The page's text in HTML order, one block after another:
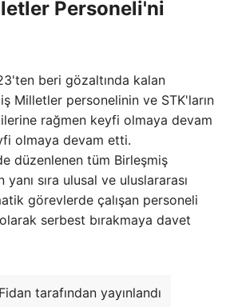
Personeli'ni
beri gözaltında kalan
Milletler personelinin ve STK'ların
rağmen keyfi olmaya devam
olmaya devam etti.
düzenlenen tüm Birleşmiş
sıra ulusal ve uluslararası
görevlerde çalışan personeli
serbest bırakmaya davet
tarafından yayınlandı